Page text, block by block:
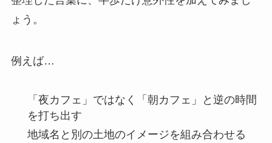
ょう。
例えば…
「夜カフェ」ではなく「朝カフェ」と逆の時間
を打ち出す
地域名と別の土地のイメージを組み合わせる